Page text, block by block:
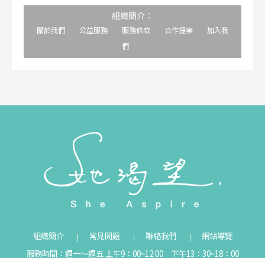
組織簡介：
關於我們 公益服務 服務條款 合作提案
加入我
們
組織簡介 常見問題 聯絡我們
網站導覽
服務時間：週一～週五 上午9：00~12:00 下午13：30~18：00